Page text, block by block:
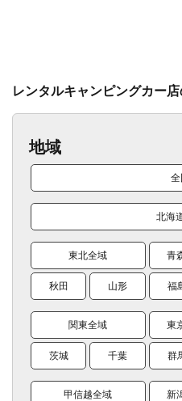
レンタルキャンピングカー
地域
全
北海
東北全域 青
秋田 山形 福
関東全域 東
茨城 千葉 群
甲信越全域 新